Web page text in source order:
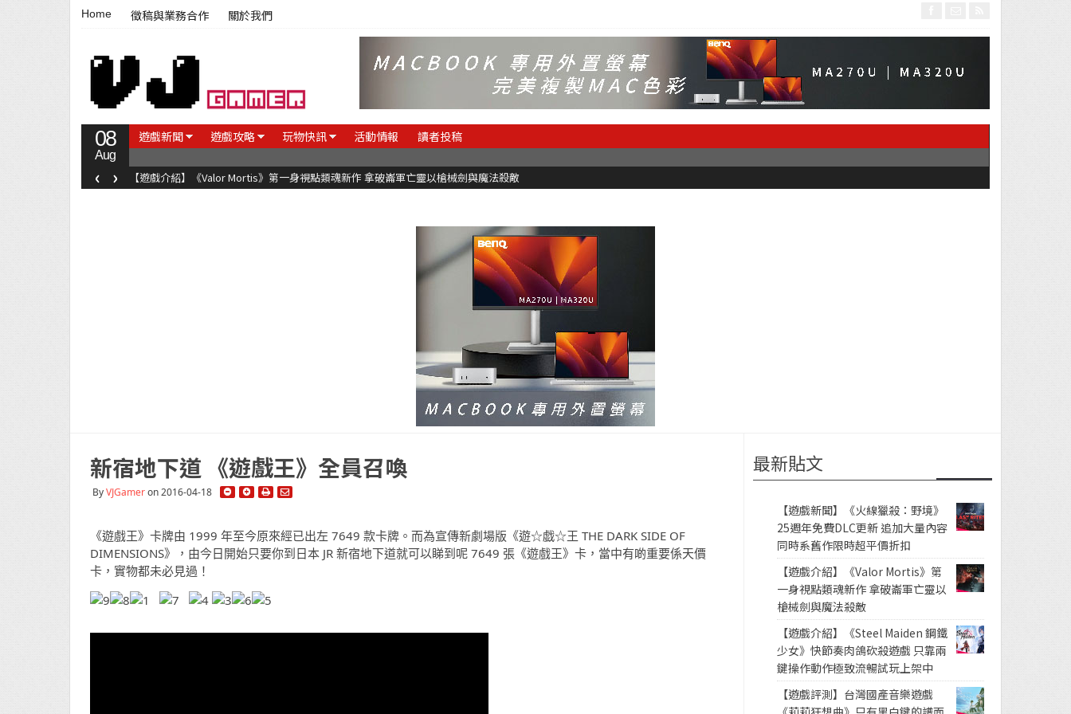
Home 徵稿與業務合作 關於我們
08
Aug
遊戲新聞 遊戲攻略 玩物快訊 活動情報 讀者投稿
【遊戲介紹】《Valor Mortis》第一身視點類魂新作 拿破崙軍亡靈以槍械劍與魔法殺敵
‹ ›
新宿地下道 《遊戲王》全員召喚
ByVJGameron 2016-04-18
《遊戲王》卡牌由 1999 年至今原來經已出左 7649 款卡牌。而為宣傳新劇場版《遊☆戯☆王 THE DARK SIDE OF
DIMENSIONS》，由今日開始只要你到日本 JR 新宿地下道就可以睇到呢 7649 張《遊戲王》卡，當中有啲重要係天價
卡，實物都未必見過！
最新貼文
【遊戲新聞】《火線獵殺：野境》
25週年免費DLC更新 追加大量內容
同時系舊作限時超平價折扣
【遊戲介紹】《Valor Mortis》第
一身視點類魂新作 拿破崙軍亡靈以
槍械劍與魔法殺敵
【遊戲介紹】《Steel Maiden 鋼鐵
少女》快節奏肉鴿砍殺遊戲 只靠兩
鍵操作動作極致流暢試玩上架中
【遊戲評測】台灣國產音樂遊戲